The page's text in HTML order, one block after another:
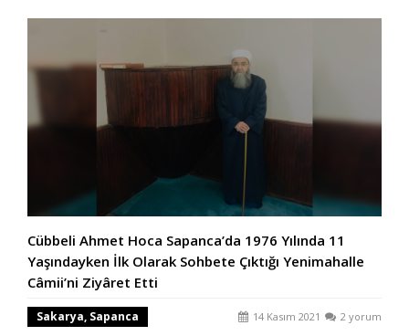
Cübbeli Ahmet Hoca Sapanca’da 1976 Yılında 11
Yaşındayken İlk Olarak Sohbete Çıktığı Yenimahalle
Câmii’ni Ziyâret Etti
Sakarya, Sapanca 14 Kasım 2021 2 yorum